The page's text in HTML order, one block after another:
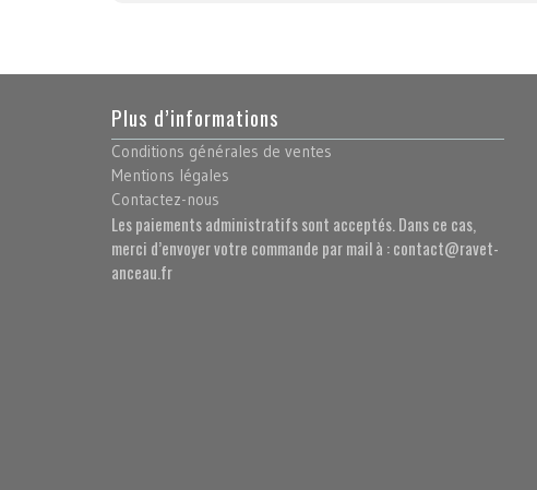
Plus d’informations
Conditions générales de ventes
Mentions légales
Contactez-nous
Les paiements administratifs sont acceptés. Dans ce cas,
merci d’envoyer votre commande par mail à : contact@ravet-
anceau.fr